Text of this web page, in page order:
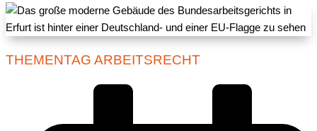
THEMENTAG ARBEITSRECHT